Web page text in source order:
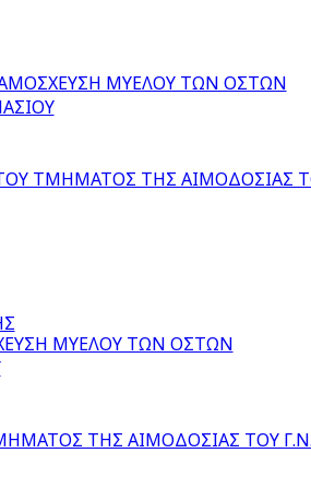
ΜΥΕΛΟΥ ΤΩΝ ΟΣΤΩΝ
ΤΗΣ ΑΙΜΟΔΟΣΙΑΣ
ΜΥΕΛΟΥ ΤΩΝ ΟΣΤΩΝ
ΤΗΣ ΑΙΜΟΔΟΣΙΑΣ ΤΟΥ